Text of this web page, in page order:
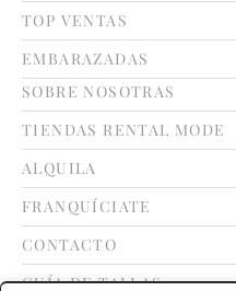
TOP VENTAS
EMBARAZADAS
SOBRE NOSOTRAS
TIENDAS RENTAL MODE
ALQUILA
FRANQUÍCIATE
CONTACTO
GUÍA DE TALLAS